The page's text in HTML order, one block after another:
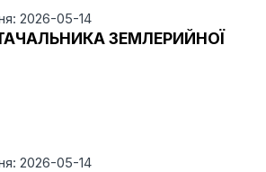
2026-05-14
ЗЕМЛЕРИЙНОЇ
2026-05-14